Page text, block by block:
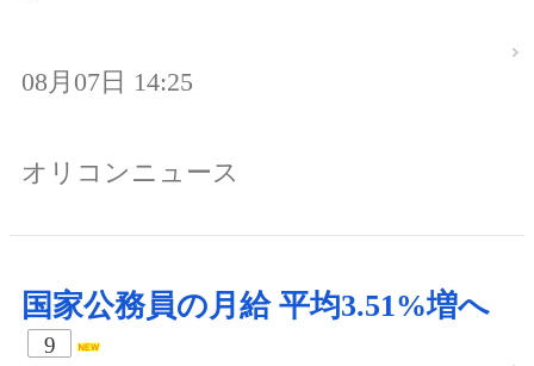
08月07日 14:25
オリコンニュース
国家公務員の月給 平均3.51%増へ
9